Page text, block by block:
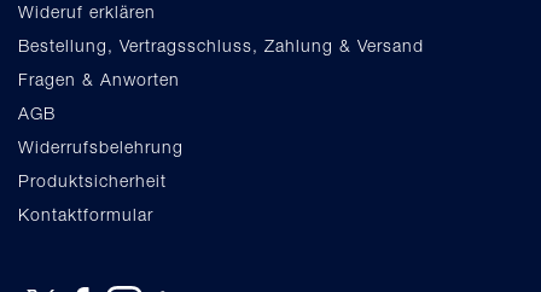
Wideruf erklären
Bestellung, Vertragsschluss, Zahlung & Versand
Fragen & Anworten
AGB
Widerrufsbelehrung
Produktsicherheit
Kontaktformular